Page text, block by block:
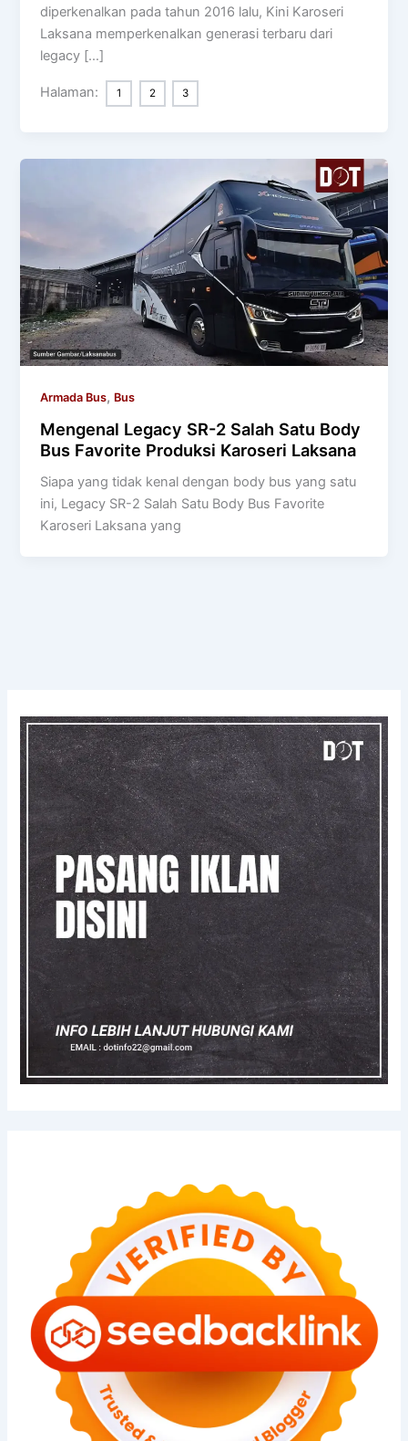
diperkenalkan pada tahun 2016 lalu, Kini Karoseri
Laksana memperkenalkan generasi terbaru dari
legacy […]
Halaman: 1 2 3
Armada Bus, Bus
Mengenal Legacy SR-2 Salah Satu Body
Bus Favorite Produksi Karoseri Laksana
Siapa yang tidak kenal dengan body bus yang satu
ini, Legacy SR-2 Salah Satu Body Bus Favorite
Karoseri Laksana yang